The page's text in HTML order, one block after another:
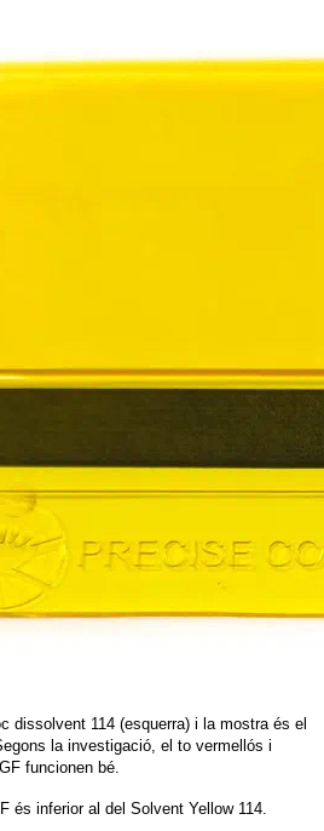
dissolvent 114 (esquerra) i la mostra és el
la investigació, el to vermellós i
funcionen bé.
és inferior al del Solvent Yellow 114.